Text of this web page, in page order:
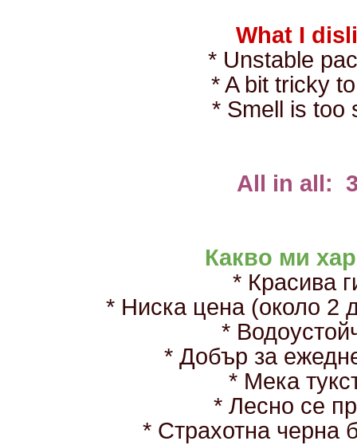
What I
* Unstable
* A bit tricky
* Smell is too
All in all:
Какво ми
* Красива
* Ниска цена (около 2
*
* Добър за
* Мека
* Лесно се
* Страхотна черна